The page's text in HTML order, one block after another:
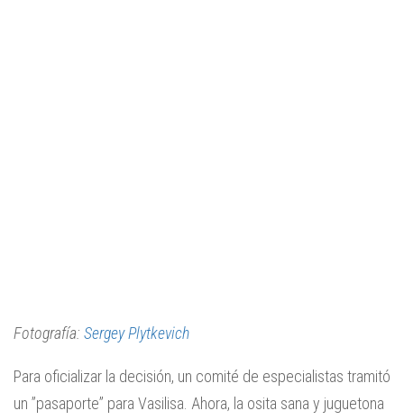
Fotografía: Sergey Plytkevich
Para oficializar la decisión, un comité de especialistas tramitó
un ”pasaporte” para Vasilisa. Ahora, la osita sana y juguetona